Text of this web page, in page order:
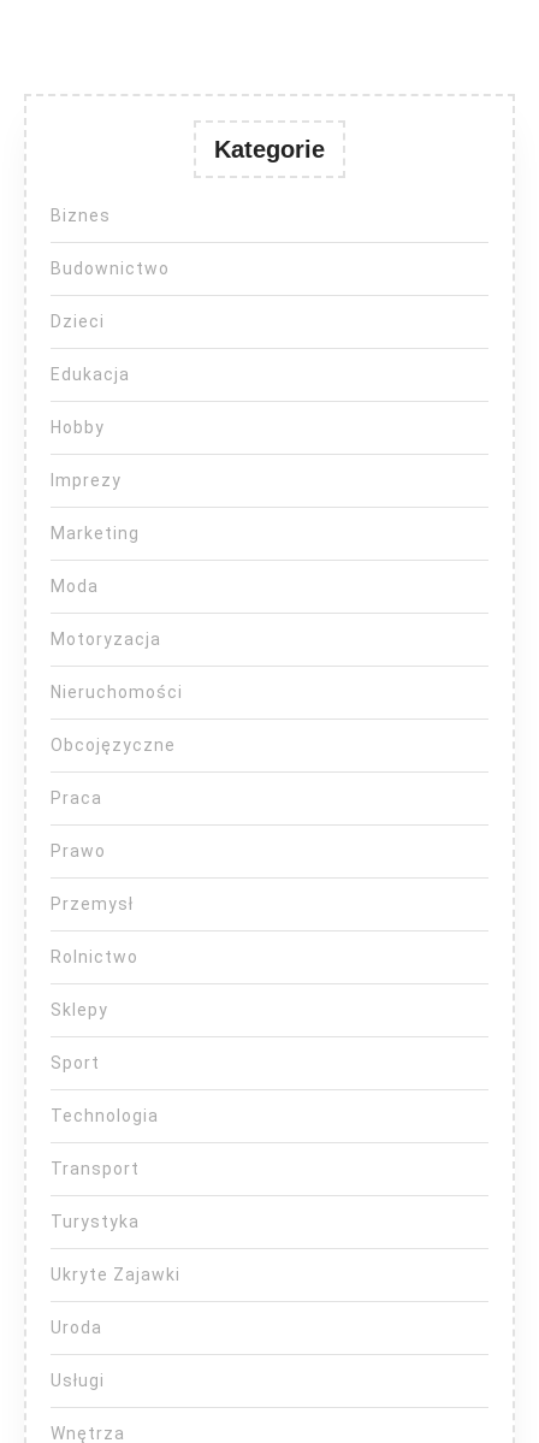
Kategorie
Biznes
Budownictwo
Dzieci
Edukacja
Hobby
Imprezy
Marketing
Moda
Motoryzacja
Nieruchomości
Obcojęzyczne
Praca
Prawo
Przemysł
Rolnictwo
Sklepy
Sport
Technologia
Transport
Turystyka
Ukryte Zajawki
Uroda
Usługi
Wnętrza